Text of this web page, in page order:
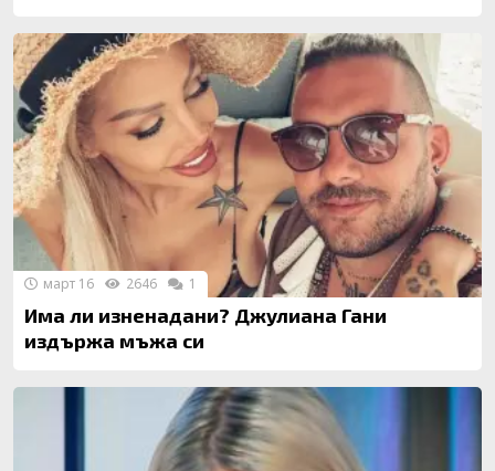
Има ли изненадани? Джулиана Гани
издържа мъжа си
март 16 2646 1